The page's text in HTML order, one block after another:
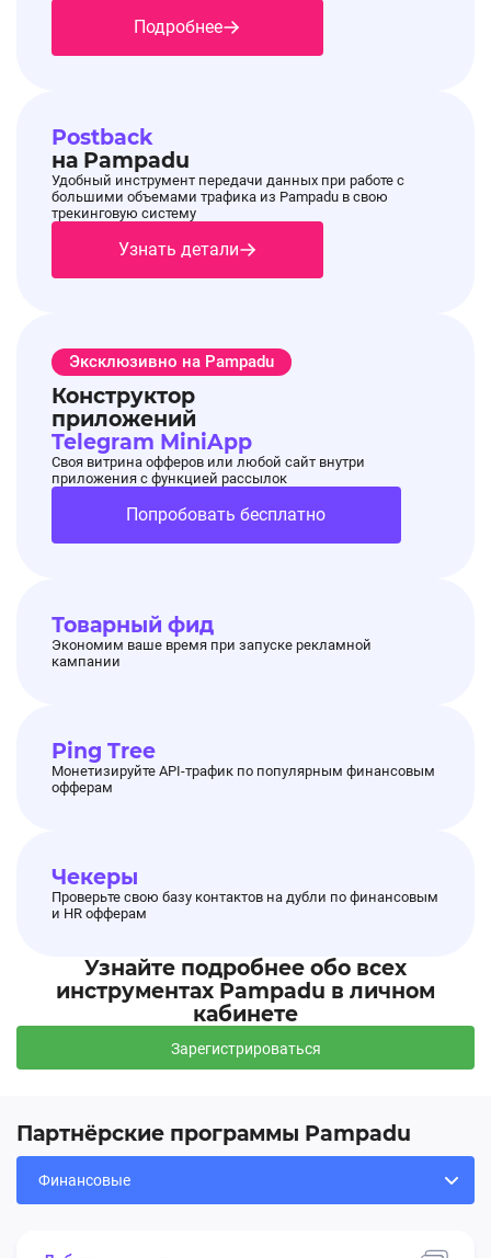
Подробнее
Postback
на Pampadu
Удобный инструмент передачи данных при работе с
большими объемами трафика из Pampadu в свою
трекинговую систему
Узнать детали
Эксклюзивно на Pampadu
Конструктор
приложений
Telegram MiniApp
Своя витрина офферов или любой сайт внутри
приложения с функцией рассылок
Попробовать бесплатно
Товарный фид
Экономим ваше время при запуске рекламной
кампании
Ping Tree
Монетизируйте API-трафик по популярным финансовым
офферам
Чекеры
Проверьте свою базу контактов на дубли по финансовым
и HR офферам
Узнайте подробнее обо всех
инструментах Pampadu в личном
кабинете
Зарегистрироваться
Партнёрские программы Pampadu